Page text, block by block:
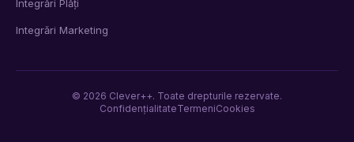
Integrări Plăți
Integrări Marketing
© 2026 Clever++. Toate drepturile rezervate.
ConfidențialitateTermeniCookies